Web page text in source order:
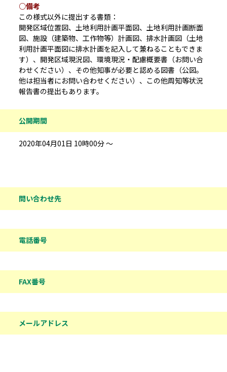
○備考
この様式以外に提出する書類：
開発区域位置図、土地利用計画平面図、土地利用計画断面
図、施設（建築物、工作物等）計画図、排水計画図（土地
利用計画平面図に排水計画を記入して兼ねることもできま
す）、開発区域現況図、環境現況・配慮概要書（お問い合
わせください）、その他知事が必要と認める図書（公図。
他は担当者にお問い合わせください）、この他周知等状況
報告書の提出もあります。
公開期間
2020年04月01日 10時00分 ～
問い合わせ先
電話番号
FAX番号
メールアドレス